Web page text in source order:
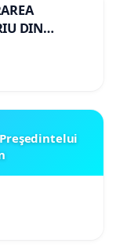
DIN